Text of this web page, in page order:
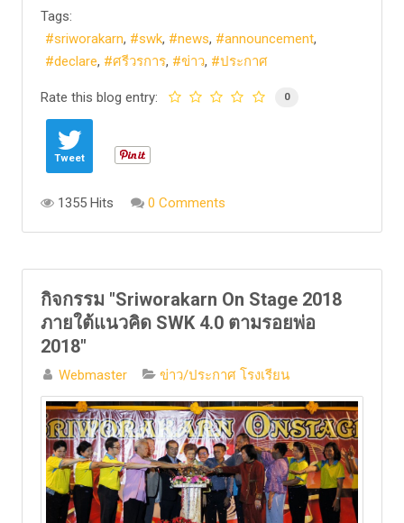
Tags:
sriworakarn
swk news
announcement
declare
ศรีวรการ ข่าว ประกาศ
Rate this blog entry: 0
Tweet
1355 Hits 0 Comments
กิจกรรม "Sriworakarn On Stage 2018
ภายใต้แนวคิด SWK 4.0 ตามรอยพ่อ
2018"
Webmaster ข่าว/ประกาศ โรงเรียน